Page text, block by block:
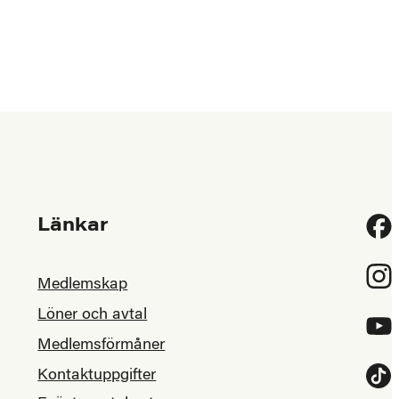
Länkar
Medlemskap
Löner och avtal
Medlemsförmåner
Kontaktuppgifter